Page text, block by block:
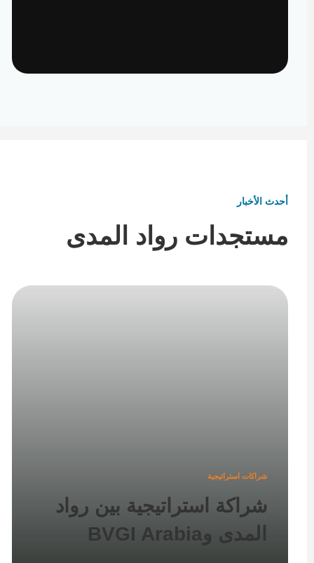
أحدث الأخبار
مستجدات رواد المدى
شراكات استراتيجية
شراكة استراتيجية بين رواد
المدى وBVGI Arabia